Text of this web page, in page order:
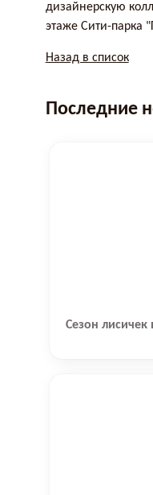
дизайнерскую
этаже Сити-парка
Назад в список
Последние
Сезон лисичек